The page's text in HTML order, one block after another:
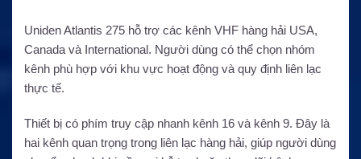
Uniden Atlantis 275 hỗ trợ các kênh VHF hàng hải USA,
Canada và International. Người dùng có thể chọn nhóm
kênh phù hợp với khu vực hoạt động và quy định liên lạc
thực tế.
Thiết bị có phím truy cập nhanh kênh 16 và kênh 9. Đây là
hai kênh quan trọng trong liên lạc hàng hải, giúp người dùng